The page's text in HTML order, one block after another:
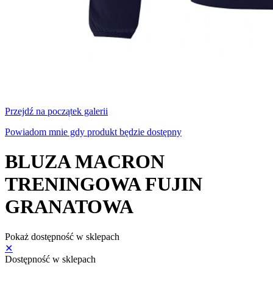
Przejdź na początek galerii
Powiadom mnie gdy produkt będzie dostępny
BLUZA MACRON
TRENINGOWA FUJIN
GRANATOWA
Pokaż dostępność w sklepach
✕
Dostępność w sklepach